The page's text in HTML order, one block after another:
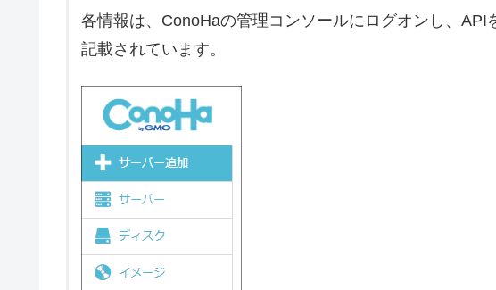
各情報は、ConoHaの管理コンソールにログオンし、
記載されています。